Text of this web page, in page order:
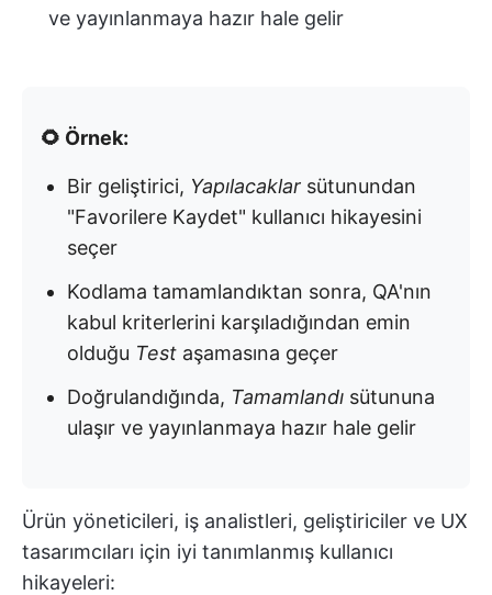
ve yayınlanmaya hazır hale gelir
🌻 Örnek:
Bir geliştirici, Yapılacaklar sütunundan
"Favorilere Kaydet" kullanıcı hikayesini
seçer
Kodlama tamamlandıktan sonra, QA'nın
kabul kriterlerini karşıladığından emin
olduğu Test aşamasına geçer
Doğrulandığında, Tamamlandı sütununa
ulaşır ve yayınlanmaya hazır hale gelir
Ürün yöneticileri, iş analistleri, geliştiriciler ve UX
tasarımcıları için iyi tanımlanmış kullanıcı
hikayeleri: